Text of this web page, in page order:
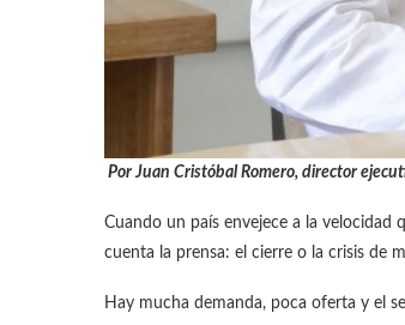
Por Juan Cristóbal Romero, director
Cuando un país envejece a la velocidad
cuenta la prensa: el cierre o la crisis de
Hay mucha demanda, poca oferta y el